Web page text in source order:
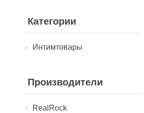
Категории
Интимтовары
Производители
RealRock